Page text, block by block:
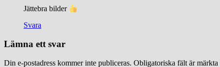
Jättebra bilder
Svara
Lämna ett svar
Din e-postadress kommer inte publiceras. Obligatoriska fält är märkta